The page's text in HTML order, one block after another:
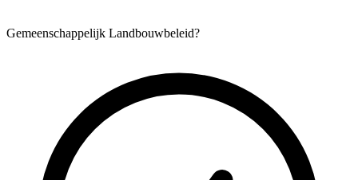
Gemeenschappelijk Landbouwbeleid?